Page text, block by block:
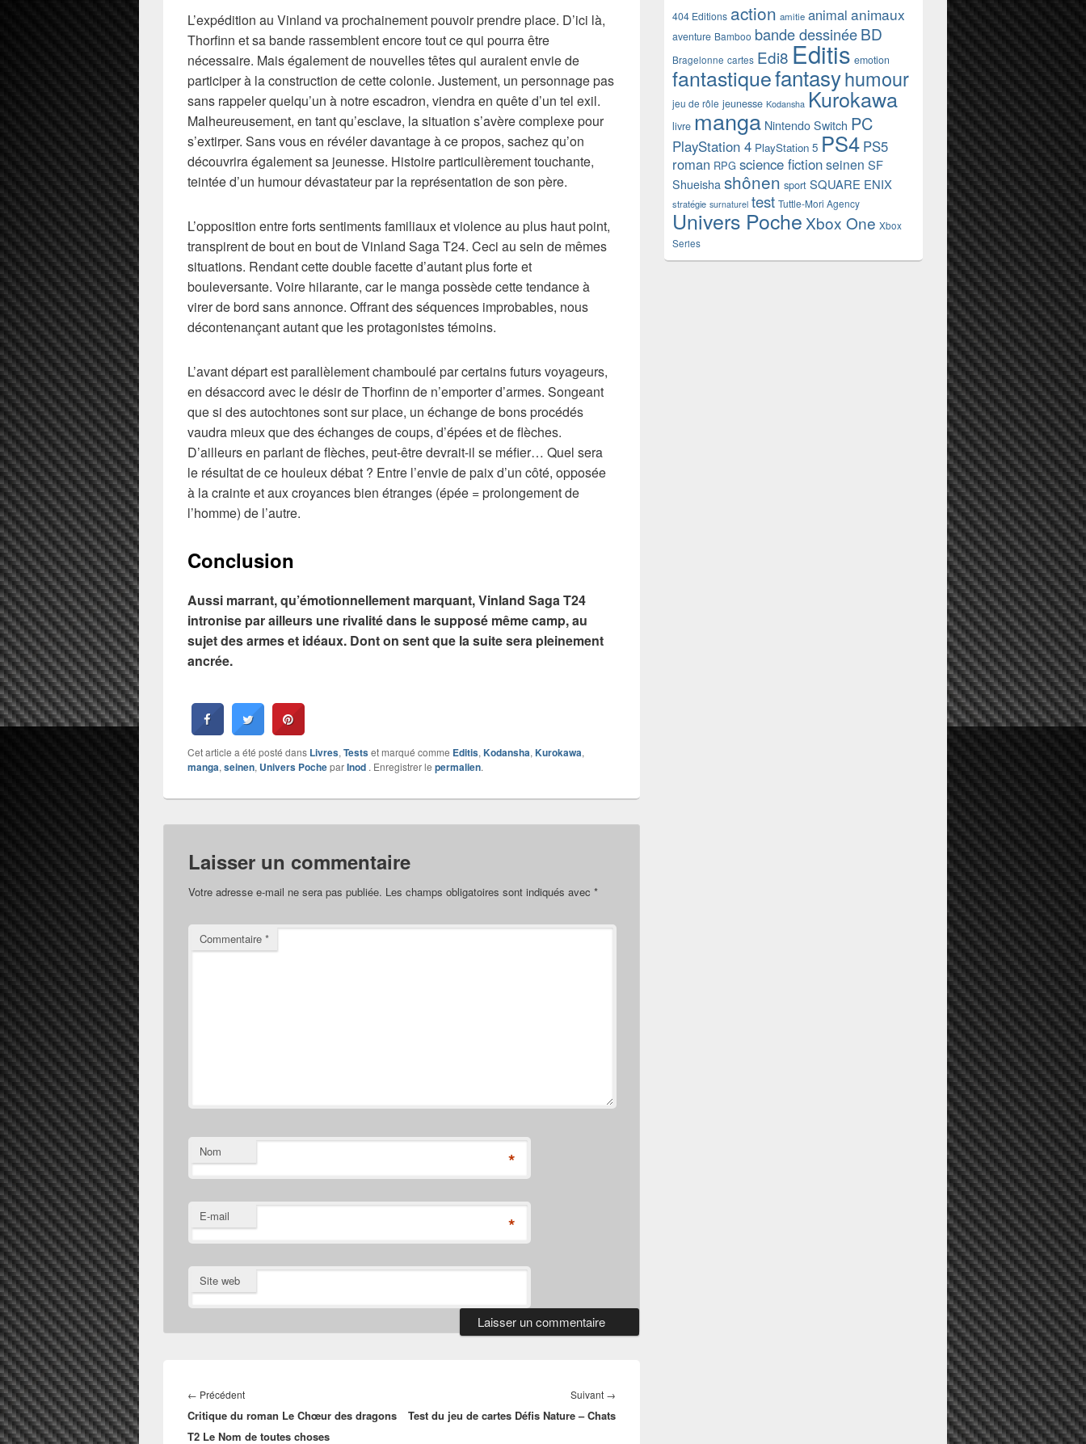
L’expédition au Vinland va prochainement pouvoir prendre place. D’ici là,
Thorfinn et sa bande rassemblent encore tout ce qui pourra être
nécessaire. Mais également de nouvelles têtes qui auraient envie de
participer à la construction de cette colonie. Justement, un personnage pas
sans rappeler quelqu’un à notre escadron, viendra en quête d’un tel exil.
Malheureusement, en tant qu’esclave, la situation s’avère complexe pour
s’extirper. Sans vous en révéler davantage à ce propos, sachez qu’on
découvrira également sa jeunesse. Histoire particulièrement touchante,
teintée d’un humour dévastateur par la représentation de son père.
L’opposition entre forts sentiments familiaux et violence au plus haut point,
transpirent de bout en bout de Vinland Saga T24. Ceci au sein de mêmes
situations. Rendant cette double facette d’autant plus forte et
bouleversante. Voire hilarante, car le manga possède cette tendance à
virer de bord sans annonce. Offrant des séquences improbables, nous
décontenançant autant que les protagonistes témoins.
L’avant départ est parallèlement chamboulé par certains futurs voyageurs,
en désaccord avec le désir de Thorfinn de n’emporter d’armes. Songeant
que si des autochtones sont sur place, un échange de bons procédés
vaudra mieux que des échanges de coups, d’épées et de flèches.
D’ailleurs en parlant de flèches, peut-être devrait-il se méfier… Quel sera
le résultat de ce houleux débat ? Entre l’envie de paix d’un côté, opposée
à la crainte et aux croyances bien étranges (épée = prolongement de
l’homme) de l’autre.
Conclusion
Aussi marrant, qu’émotionnellement marquant, Vinland Saga T24
intronise par ailleurs une rivalité dans le supposé même camp, au
sujet des armes et idéaux. Dont on sent que la suite sera pleinement
ancrée.
Cet article a été posté dans Livres, Testset marqué comme Editis, Kodansha, Kurokawa,
manga, seinen, Univers PocheparInod . Enregistrer le permalien.
Laisser un commentaire
Votre adresse e-mail ne sera pas publiée. Les champs obligatoires sont indiqués avec *
Commentaire *
Nom *
E-mail *
Site web
de
l’article
← PrécédentArticle
précédent :
Critique du roman Le Chœur des dragons
T2 Le Nom de toutes choses
Suivant →
suivant :
Test du jeu de cartes Défis Nature – Chats
404 Editions action amitie animal animaux
aventure Bamboo bande dessinéeBD
Bragelonne cartes Edi8 Editis emotion
fantastiquefantasyhumour
jeu de rôle jeunesse Kodansha Kurokawa
livre manga Nintendo Switch PC
PlayStation 4 PlayStation 5 PS4 PS5
roman RPG science fictionseinen SF
Shueisha shônen sport SQUARE ENIX
stratégie surnaturel test Tuttle-Mori Agency
Univers Poche Xbox One Xbox
Series